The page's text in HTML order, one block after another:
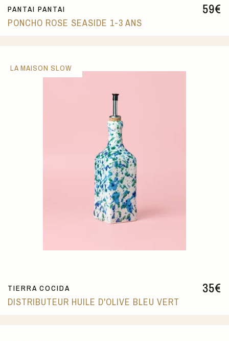
59€
PANTAI PANTAI
PONCHO ROSE SEASIDE 1-3 ANS
35€
TIERRA COCIDA
DISTRIBUTEUR HUILE D'OLIVE BLEU VERT
LA MAISON SLOW